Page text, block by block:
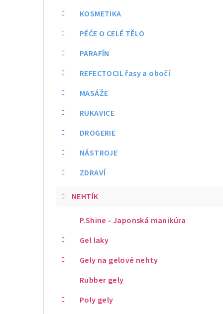
KOSMETIKA
PÉČE O CELÉ TĚLO
PARAFÍN
REFECTOCIL řasy a obočí
MASÁŽE
RUKAVICE
DROGERIE
NÁSTROJE
ZDRAVÍ
NEHTÍK
P.Shine - Japonská manikúra
Gel laky
Gely na gelové nehty
Rubber gely
Poly gely